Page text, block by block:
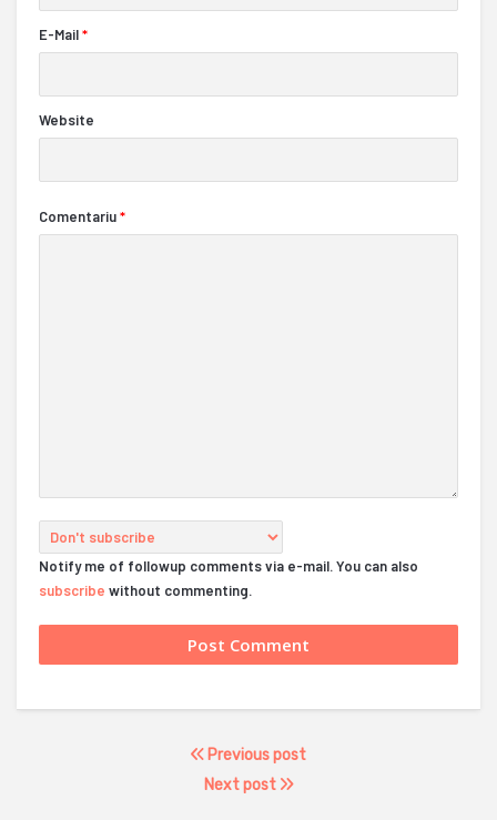
E-Mail*
Website
Comentariu*
Notify me of followup comments via e-mail. You can also
subscribe without commenting.
Previous post
Next post